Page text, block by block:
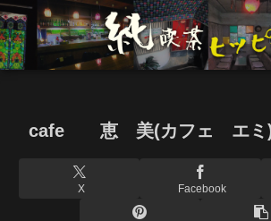
cafe 恵 美(カフェ エミ)
X Facebook